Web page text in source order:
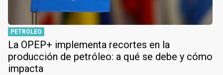
PETRÓLEO
La OPEP+ implementa recortes en la
producción de petróleo: a qué se debe y cómo
impacta